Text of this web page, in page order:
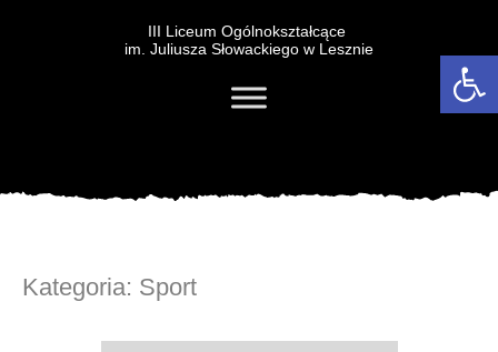
III Liceum Ogólnokształcące
im. Juliusza Słowackiego w Lesznie
Kategoria: Sport